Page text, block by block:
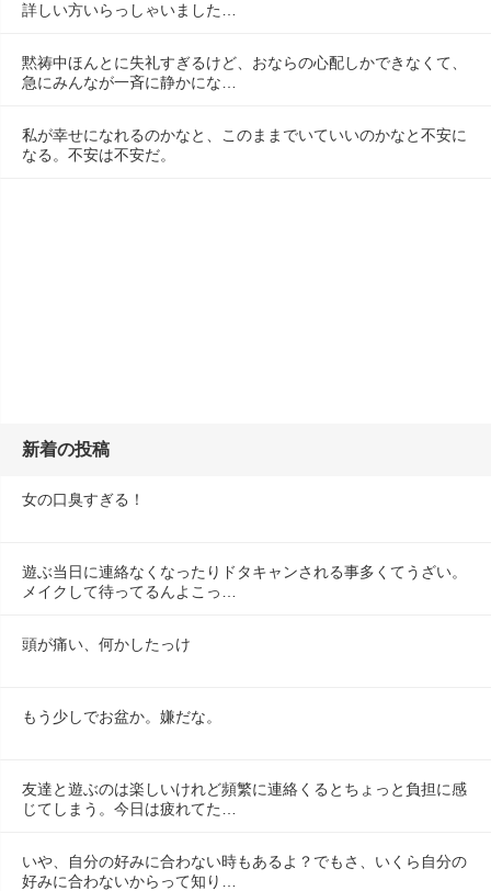
詳しい方いらっしゃいました…
黙祷中ほんとに失礼すぎるけど、おならの心配しかできなくて、
急にみんなが一斉に静かにな…
私が幸せになれるのかなと、このままでいていいのかなと不安に
なる。不安は不安だ。
新着の投稿
女の口臭すぎる！
遊ぶ当日に連絡なくなったりドタキャンされる事多くてうざい。
メイクして待ってるんよこっ…
頭が痛い、何かしたっけ
もう少しでお盆か。嫌だな。
友達と遊ぶのは楽しいけれど頻繁に連絡くるとちょっと負担に感
じてしまう。今日は疲れてた…
いや、自分の好みに合わない時もあるよ？でもさ、いくら自分の
好みに合わないからって知り…